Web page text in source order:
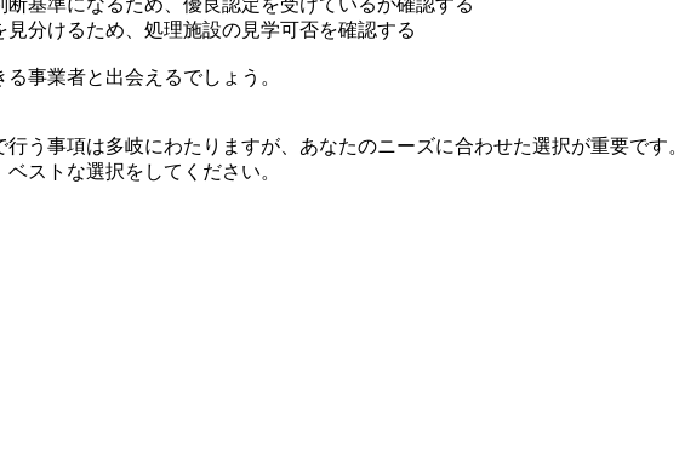
分けるため、処理施設の見学可否を確認する
事業者と出会えるでしょう。
う事項は多岐にわたりますが、あなたのニーズに合わせた選択が重要です。
ストな選択をしてください。